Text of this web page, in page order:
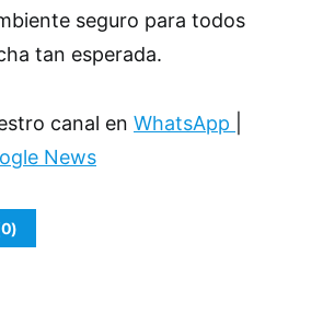
seguro para todos
tan esperada.
canal en WhatsApp
News